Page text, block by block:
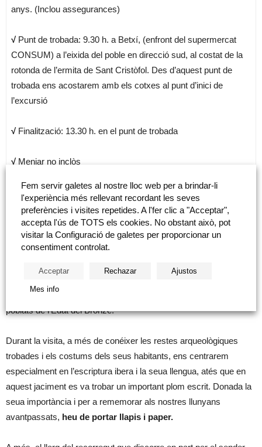
anys. (Inclou assegurances)
√Punt de trobada: 9.30 h. a Betxí, (enfront del supermercat
CONSUM) a l’eixida del poble en direcció sud, al costat de la
rotonda de l’ermita de Sant Cristòfol. Des d’aquest punt de
trobada ens acostarem amb els cotxes al punt d’inici de
l’excursió
√Finalització: 13.30 h. en el punt de trobada
√Menjar no inclòs
Descripció de l’activitat
en la mateixa muntanya ja van existir prèviament altres dos
poblats de l’Edat del Bronze.
Durant la visita, a més de conéixer les restes arqueològiques
trobades i els costums dels seus habitants, ens centrarem
especialment en l’escriptura ibera i la seua llengua, atés que en
aquest jaciment es va trobar un important plom escrit. Donada la
seua importància i per a rememorar als nostres llunyans
avantpassats, heu de portar llapis i paper.
Fem servir galetes al nostre lloc web per a brindar-li
l'experiència més rellevant recordant les seves
preferències i visites repetides. A l'fer clic a "Acceptar",
accepta l'ús de TOTS els cookies. No obstant això, pot
visitar la Configuració de galetes per proporcionar un
consentiment controlat.
Acceptar Rechazar Ajustos
Mes info